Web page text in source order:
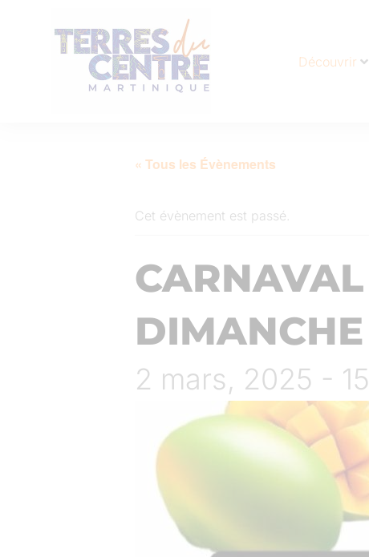
Découvrir
« Tous les Évènements
Cet évènement est passé.
2 mars, 2025 -